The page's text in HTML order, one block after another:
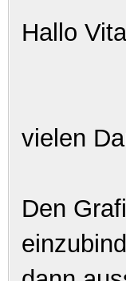
Hallo
vielen
Den